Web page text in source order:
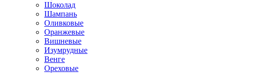
Шоколад
Шампань
Оливковые
Оранжевые
Вишневые
Изумрудные
Венге
Ореховые